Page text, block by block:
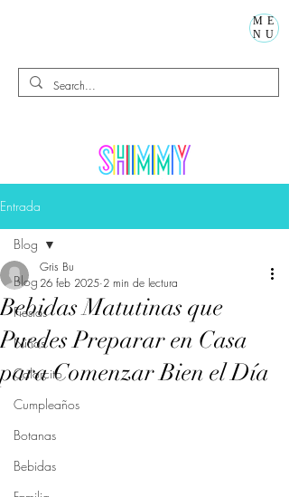
ME
NU
Entrada
Blog
Fiestas
Niños
Calorcito
Cumpleaños
Botanas
Bebidas
Blog
Bebidas Matutinas que
Puedes Preparar en Casa
para Comenzar Bien el Día
Gris Bu
26 feb 2025 2 min de lectura